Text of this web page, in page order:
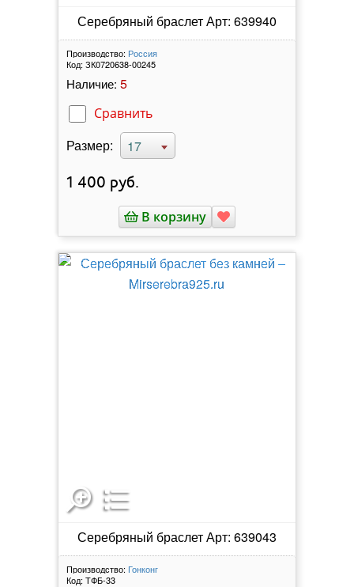
Серебряный браслет Арт: 639940
Производство: Россия
Код: ЗК0720638-00245
Наличие: 5
Сравнить
Размер: 17
1 400 руб.
В корзину
Серебряный браслет Арт: 639043
Производство: Гонконг
Код: ТФБ-33